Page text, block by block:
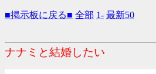
■掲示板に戻る■ 全部 1- 最新50
ナナミと結婚したい